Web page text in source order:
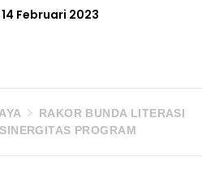
14 Februari 2023
RAKOR BUNDA LITERASI
PROGRAM